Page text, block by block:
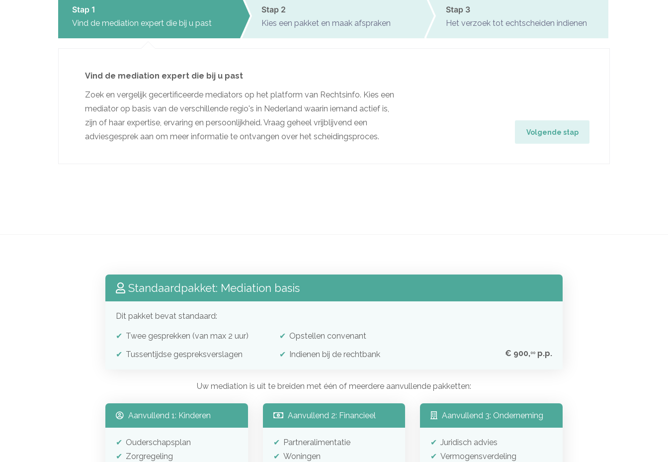
Stap 1
Vind de mediation expert die bij u past
Stap 2
Kies een pakket en maak afspraken
Stap 3
Het verzoek tot echtscheiden indienen
Vind de mediation expert die bij u past
Zoek en vergelijk gecertificeerde mediators op het platform van Rechtsinfo. Kies een
mediator op basis van de verschillende regio's in Nederland waarin iemand actief is,
zijn of haar expertise, ervaring en persoonlijkheid. Vraag geheel vrijblijvend een
adviesgesprek aan om meer informatie te ontvangen over het scheidingsproces.
Volgende stap
Standaardpakket: Mediation basis
Dit pakket bevat standaard:
Twee gesprekken (van max 2 uur)
Opstellen convenant
Tussentijdse gespreksverslagen
Indienen bij de rechtbank € 900,00 p.p.
Uw mediation is uit te breiden met één of meerdere aanvullende pakketten:
Aanvullend 1: Kinderen
Ouderschapsplan
Zorgregeling
Aanvullend 2: Financieel
Partneralimentatie
Woningen
Aanvullend 3: Onderneming
Juridisch advies
Vermogensverdeling